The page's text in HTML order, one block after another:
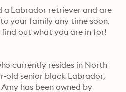
a Labrador retriever and are
your family any time soon,
out what you are in for!
currently resides in North
old senior black Labrador,
has been owned by